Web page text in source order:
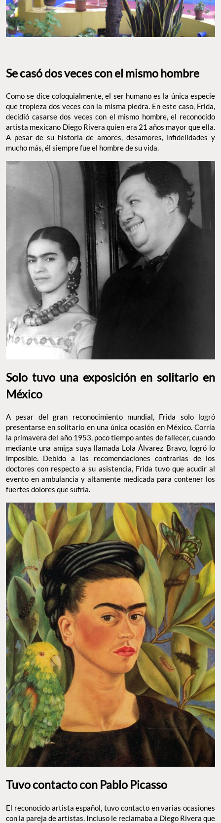
Se casó dos veces con el mismo hombre
Como se dice coloquialmente, el ser humano es la única especie
que tropieza dos veces con la misma piedra. En este caso, Frida,
decidió casarse dos veces con el mismo hombre, el reconocido
artista mexicano Diego Rivera quien era 21 años mayor que ella.
A pesar de su historia de amores, desamores, infidelidades y
mucho más, él siempre fue el hombre de su vida.
Solo tuvo una exposición en solitario en
México
A pesar del gran reconocimiento mundial, Frida solo logró
presentarse en solitario en una única ocasión en México. Corría
la primavera del año 1953, poco tiempo antes de fallecer, cuando
mediante una amiga suya llamada Lola Álvarez Bravo, logró lo
imposible. Debido a las recomendaciones contrarias de los
doctores con respecto a su asistencia, Frida tuvo que acudir al
evento en ambulancia y altamente medicada para contener los
fuertes dolores que sufría.
Tuvo contacto con Pablo Picasso
El reconocido artista español, tuvo contacto en varias ocasiones
con la pareja de artistas. Incluso le reclamaba a Diego Rivera que